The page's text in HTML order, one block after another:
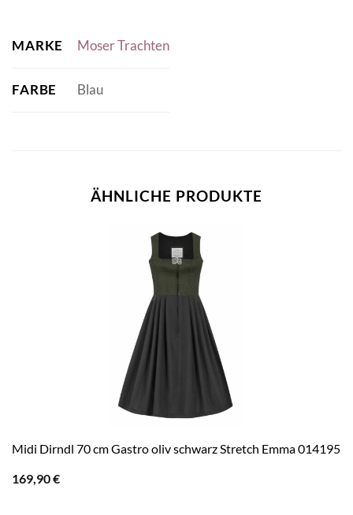
MARKE Moser Trachten
FARBE Blau
ÄHNLICHE PRODUKTE
Midi Dirndl 70 cm Gastro oliv schwarz Stretch Emma 014195
169,90€